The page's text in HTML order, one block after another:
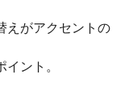
えがアクセントの
ント。